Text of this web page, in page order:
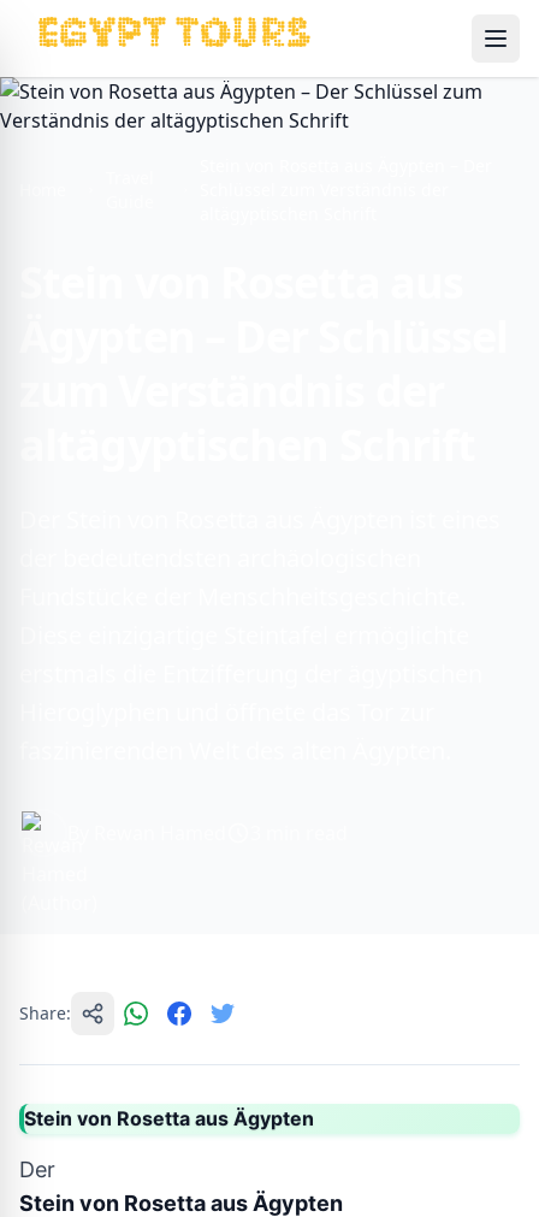
Share:
Stein von Rosetta aus Ägypten
Der
Stein von Rosetta aus Ägypten